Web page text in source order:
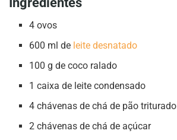
4 ovos
600 ml de leite desnatado
100 g de coco ralado
1 caixa de leite condensado
4 chávenas de chá de pão triturado
2 chávenas de chá de açúcar